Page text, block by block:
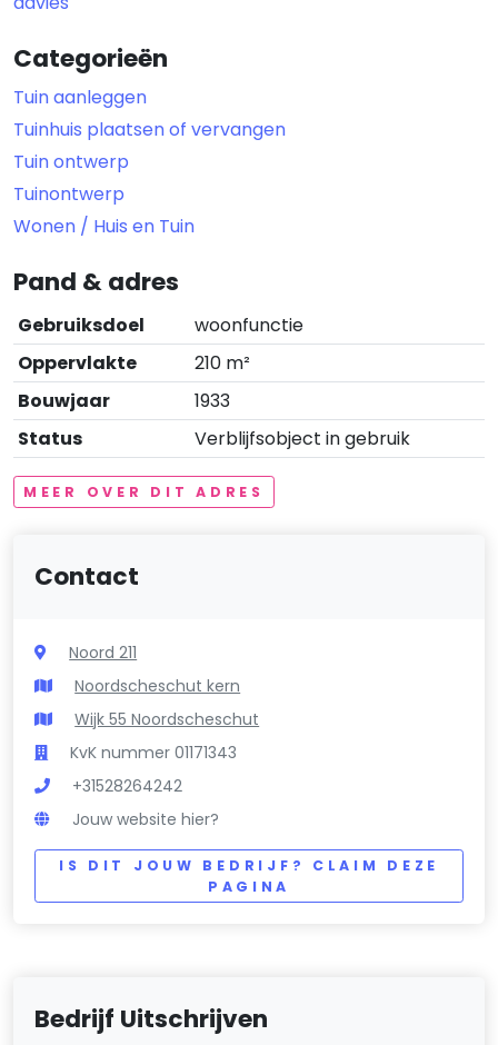
Categorieën
Tuin aanleggen
Tuinhuis plaatsen of vervangen
Tuin ontwerp
Tuinontwerp
Wonen / Huis en Tuin
Pand & adres
Gebruiksdoel
woonfunctie
Oppervlakte
210 m²
Bouwjaar
1933
Status
Verblijfsobject in gebruik
MEER OVER DIT ADRES
Contact
Noord 211
Noordscheschut kern
Wijk 55 Noordscheschut
KvK nummer 01171343
+31528264242
Jouw website hier?
IS DIT JOUW BEDRIJF? CLAIM DEZE
PAGINA
Bedrijf Uitschrijven